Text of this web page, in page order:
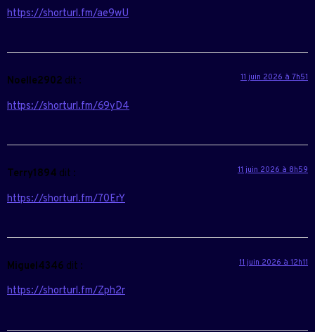
https://shorturl.fm/ae9wU
Noelle2902 dit : 11 juin 2026 à 7h51
https://shorturl.fm/69yD4
Terry1894 dit : 11 juin 2026 à 8h59
https://shorturl.fm/70ErY
Miguel4346 dit : 11 juin 2026 à 12h11
https://shorturl.fm/Zph2r